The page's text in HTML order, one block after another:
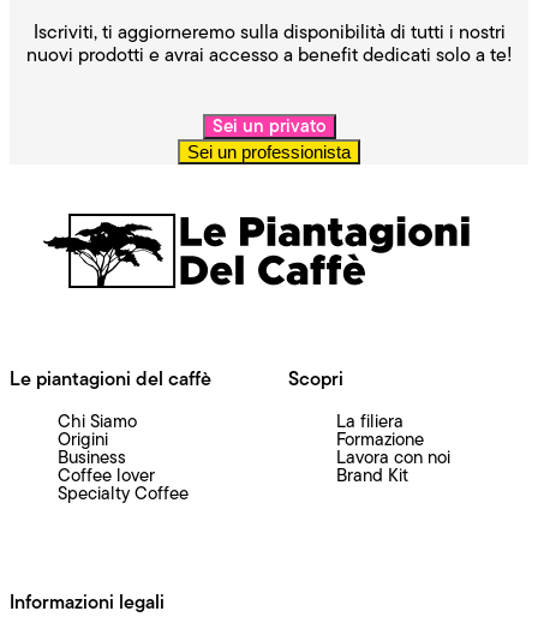
Iscriviti, ti aggiorneremo sulla disponibilità di tutti i nostri
nuovi prodotti e avrai accesso a benefit dedicati solo a te!
Sei un privato
Sei un professionista
Le piantagioni del caffè
Chi Siamo
Origini
Business
Coffee lover
Specialty Coffee
Scopri
La filiera
Formazione
Lavora con noi
Brand Kit
Informazioni legali